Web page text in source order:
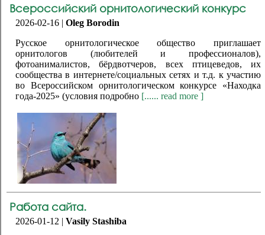
Всероссийский орнитологический конкурс
2026-02-16 | Oleg Borodin
Русское орнитологическое общество приглашает
орнитологов (любителей и профессионалов),
фотоанималистов, бёрдвотчеров, всех птицеведов, их
сообщества в интернете/социальных сетях и т.д. к участию
во Всероссийском орнитологическом конкурсе «Находка
года-2025» (условия подробно [...... read more ]
Работа сайта.
2026-01-12 | Vasily Stashiba